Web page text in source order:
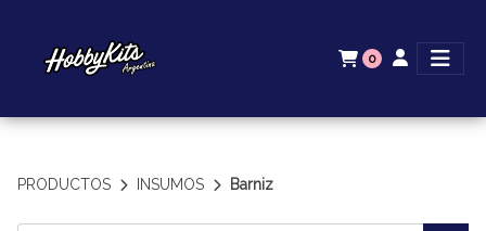
0
PRODUCTOS INSUMOS Barniz